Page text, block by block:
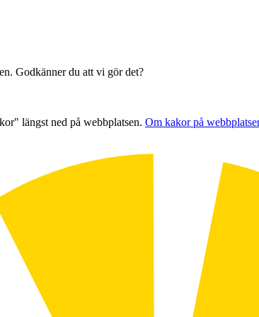
Godkänner du att vi gör det?
längst ned på webbplatsen. Om kakor på